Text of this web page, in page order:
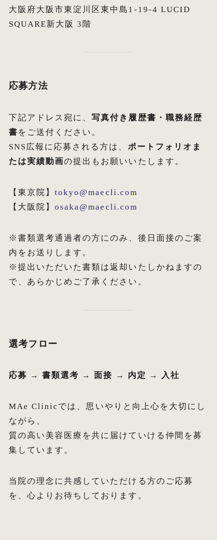
大阪府大阪市東淀川区東中島1-19-4 LUCID
SQUARE新大阪 3階
応募方法
下記アドレス宛に、写真付き履歴書・職務経歴
書 をご送付ください。
SNS広報に応募される方は、 ポートフォリオま
たは実績動画の提出もお願いいたします。
【東京院】tokyo@maecli.com
【大阪院】osaka@maecli.com
※書類選考通過者の方にのみ、後日面接のご案
内をお送りします。
※提出いただいた書類は返却いたしかねますの
で、あらかじめご了承ください。
選考フロー
応募 → 書類選考 → 面接 → 内定 → 入社
MAe Clinicでは、思いやりと向上心を大切にし
ながら、
質の高い美容医療を共に届けていける仲間を募
集しています。
当院の理念に共感していただける方のご応募
を、心よりお待ちしております。